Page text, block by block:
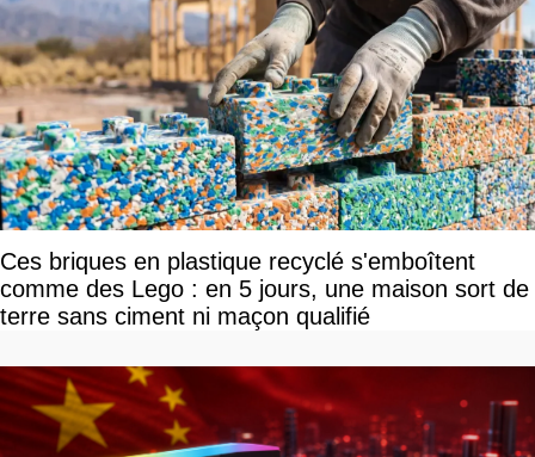
Ces briques en plastique recyclé s'emboîtent
comme des Lego : en 5 jours, une maison sort de
terre sans ciment ni maçon qualifié